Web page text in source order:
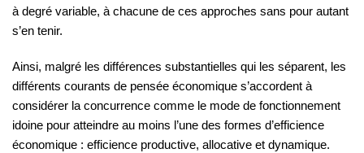
à degré variable, à chacune de ces approches sans pour autant
s’en tenir.
Ainsi, malgré les différences substantielles qui les séparent, les
différents courants de pensée économique s’accordent à
considérer la concurrence comme le mode de fonctionnement
idoine pour atteindre au moins l’une des formes d’efficience
économique : efficience productive, allocative et dynamique.